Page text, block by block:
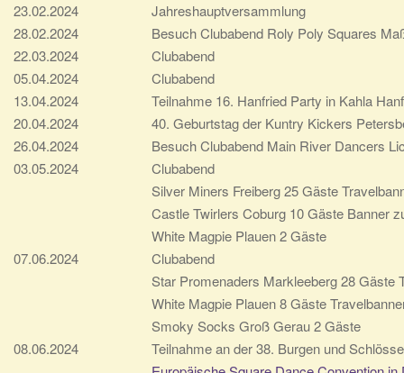
i
t
i
o
23.02.2024
Jahreshauptversammlung
28.02.2024
Besuch Clubabend Roly Poly Squares
22.03.2024
Clubabend
05.04.2024
Clubabend
13.04.2024
Teilnahme 16. Hanfried Party in Kahla
20.04.2024
40. Geburtstag der Kuntry Kickers
26.04.2024
Besuch Clubabend Main River Dancers
03.05.2024
Clubabend
Silver Miners Freiberg 25 Gäste
Castle Twirlers Coburg 10 Gäste Banner
White Magpie Plauen 2 Gäste
07.06.2024
Clubabend
Star Promenaders Markleeberg 28 Gäste
White Magpie Plauen 8 Gäste
Smoky Socks Groß Gerau 2 Gäste
08.06.2024
Teilnahme an der 38. Burgen und